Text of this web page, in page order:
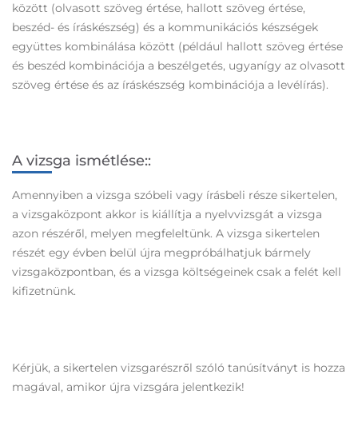
között (olvasott szöveg értése, hallott szöveg értése,
beszéd- és íráskészség) és a kommunikációs készségek
együttes kombinálása között (például hallott szöveg értése
és beszéd kombinációja a beszélgetés, ugyanígy az olvasott
szöveg értése és az íráskészség kombinációja a levélírás).
A vizsga ismétlése::
Amennyiben a vizsga szóbeli vagy írásbeli része sikertelen,
a vizsgaközpont akkor is kiállítja a nyelvvizsgát a vizsga
azon részéről, melyen megfeleltünk. A vizsga sikertelen
részét egy évben belül újra megpróbálhatjuk bármely
vizsgaközpontban, és a vizsga költségeinek csak a felét kell
kifizetnünk.
Kérjük, a sikertelen vizsgarészről szóló tanúsítványt is hozza
magával, amikor újra vizsgára jelentkezik!